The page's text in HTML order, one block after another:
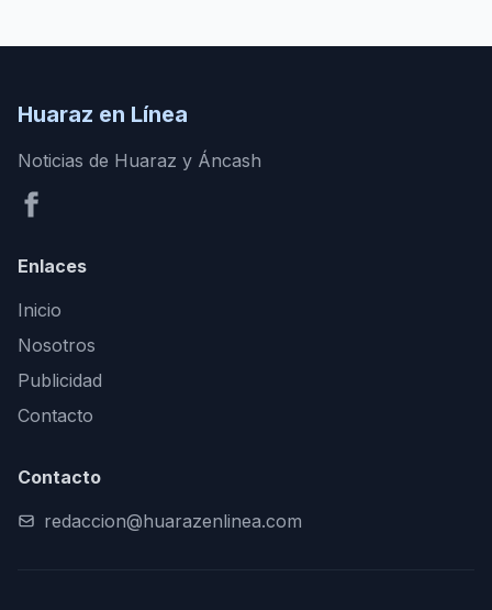
Huaraz en Línea
Noticias de Huaraz y Áncash
Enlaces
Inicio
Nosotros
Publicidad
Contacto
Contacto
redaccion@huarazenlinea.com